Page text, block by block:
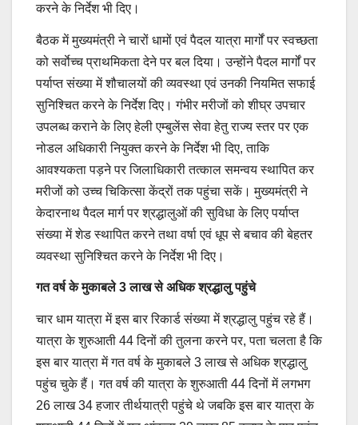
करने के निर्देश भी दिए।
बैठक में मुख्यमंत्री ने चारों धामों एवं पैदल यात्रा मार्गों पर स्वच्छता
को सर्वाेच्च प्राथमिकता देने पर बल दिया। उन्होंने पैदल मार्गों पर
पर्याप्त संख्या में शौचालयों की व्यवस्था एवं उनकी नियमित सफाई
सुनिश्चित करने के निर्देश दिए। गंभीर मरीजों को शीघ्र उपचार
उपलब्ध कराने के लिए हेली एम्बुलेंस सेवा हेतु राज्य स्तर पर एक
नोडल अधिकारी नियुक्त करने के निर्देश भी दिए, ताकि
आवश्यकता पड़ने पर जिलाधिकारी तत्काल समन्वय स्थापित कर
मरीजों को उच्च चिकित्सा केंद्रों तक पहुंचा सकें। मुख्यमंत्री ने
केदारनाथ पैदल मार्ग पर श्रद्धालुओं की सुविधा के लिए पर्याप्त
संख्या में शेड स्थापित करने तथा वर्षा एवं धूप से बचाव की बेहतर
व्यवस्था सुनिश्चित करने के निर्देश भी दिए।
गत वर्ष के मुकाबले 3 लाख से अधिक श्रद्धालु पहुंचे
चार धाम यात्रा में इस बार रिकार्ड संख्या में श्रद्धालु पहुंच रहे हैं।
यात्रा के शुरुआती 44 दिनों की तुलना करने पर, पता चलता है कि
इस बार यात्रा में गत वर्ष के मुकाबले 3 लाख से अधिक श्रद्धालु
पहुंच चुके हैं। गत वर्ष की यात्रा के शुरुआती 44 दिनों में लगभग
26 लाख 34 हजार तीर्थयात्री पहुंचे थे जबकि इस बार यात्रा के